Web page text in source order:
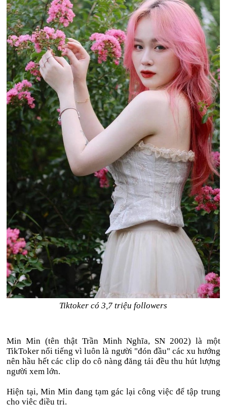
Tiktoker có 3,7 triệu followers
Min Min (tên thật Trần Minh Nghĩa, SN 2002) là một
TikToker nổi tiếng vì luôn là người "đón đầu" các xu hướng
nên hầu hết các clip do cô nàng đăng tải đều thu hút lượng
người xem lớn.
Hiện tại, Min Min đang tạm gác lại công việc để tập trung
cho việc điều trị.